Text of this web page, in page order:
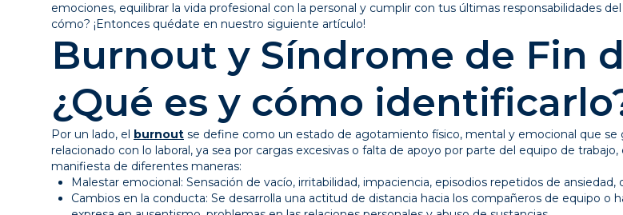
emociones, equilibrar la vida profesional con la personal y cumplir con tus últimas responsabilidades
cómo? ¡Entonces quédate en nuestro siguiente artículo!
Burnout y Síndrome de Fin
¿Qué es y cómo
Por un lado, el burnout se define como un estado de agotamiento físico, mental y emocional que se
relacionado con lo laboral, ya sea por cargas excesivas o falta de apoyo por parte del equipo de
manifiesta de diferentes maneras:
Malestar emocional: Sensación de vacío, irritabilidad, impaciencia, episodios repetidos de ansiedad,
Cambios en la conducta: Se desarrolla una actitud de distancia hacia los compañeros de equipo o